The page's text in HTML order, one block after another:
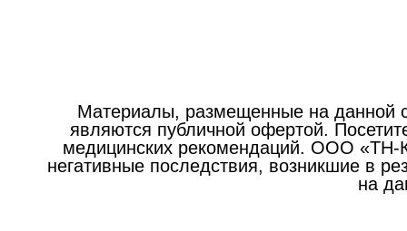
Материалы, размещенные на данной
являются публичной офертой.
медицинских рекомендаций. ООО «ТН-
негативные последствия, возникшие в
на